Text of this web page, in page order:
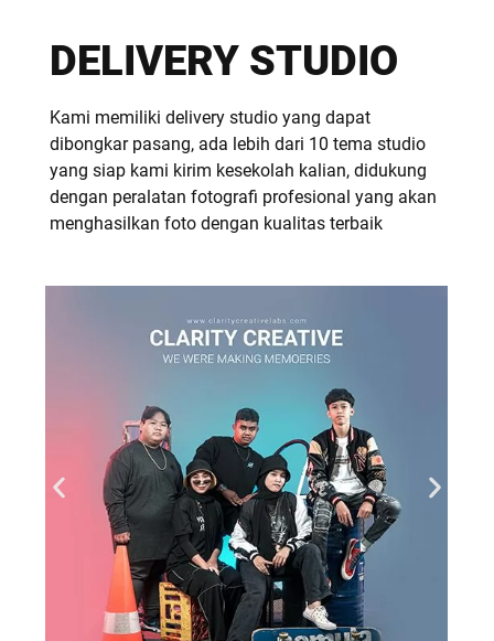
DELIVERY STUDIO
Kami memiliki delivery studio yang dapat
dibongkar pasang, ada lebih dari 10 tema studio
yang siap kami kirim kesekolah kalian, didukung
dengan peralatan fotografi profesional yang akan
menghasilkan foto dengan kualitas terbaik